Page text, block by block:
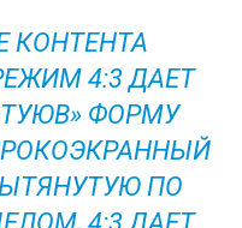
КОНТЕНТА
4:3 ДАЕТ
ФОРМУ
ПО